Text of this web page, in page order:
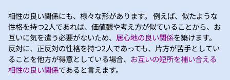
相性の良い関係にも、様々な形があります。 例えば、似たような
性格を持つ2人であれば、価値観や考え方が似ていることから、お
互いに気を遣う必要がないため、 居心地の良い関係を築けます。
反対に、正反対の性格を持つ2人であっても、片方が苦手としてい
ることを他方が得意としている場合、 お互いの短所を補い合える
相性の良い関係であると言えます。